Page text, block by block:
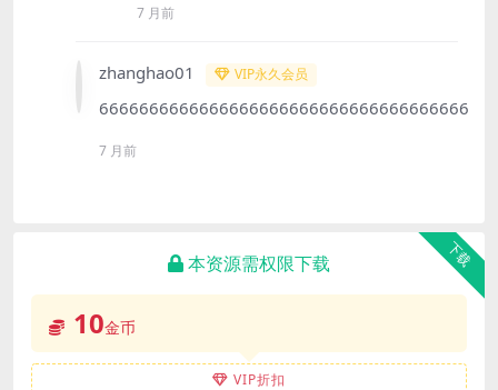
7 月前
zhanghao01 VIP永久会员
6666666666666666666666666666666666666
7 月前
下载
本资源需权限下载
10金币
VIP折扣